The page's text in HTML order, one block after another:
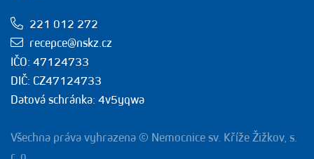
221 012 272
recepce@nskz.cz
IČO: 47124733
DIČ: CZ47124733
Datová schránka: 4v5yqwa
Všechna práva vyhrazena © Nemocnice sv. Kříže Žižkov, s.
r. o.